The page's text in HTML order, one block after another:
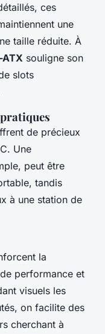
ces
une
taille réduite. À
souligne son
slots
de précieux
Une
peut être
tandis
à une station de
la
performance et
visuels les
on facilite des
cherchant à